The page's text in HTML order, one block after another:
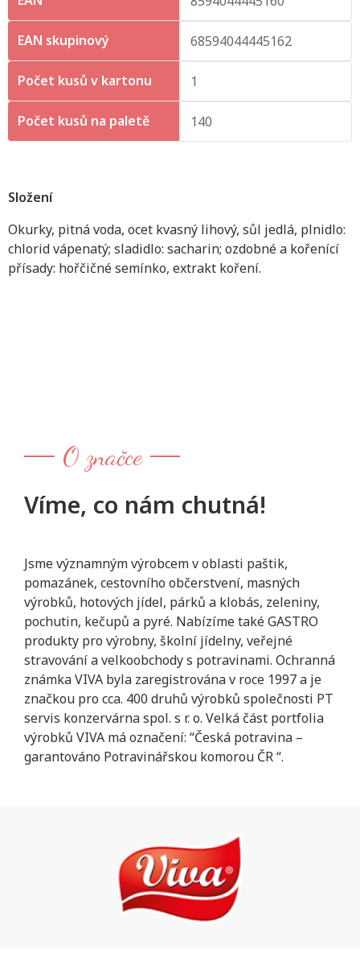
EAN skupinový 68594044445162
Počet kusů na paletě 140
Počet kusů v kartonu 1
Složení
Okurky, pitná voda, ocet kvasný lihový, sůl jedlá, plnidlo:
chlorid vápenatý; sladidlo: sacharin; ozdobné a kořenící
přísady: hořčičné semínko, extrakt koření.
O značce
Víme, co nám chutná!
Jsme významným výrobcem v oblasti paštik,
pomazánek, cestovního občerstvení, masných
výrobků, hotových jídel, párků a klobás, zeleniny,
pochutin, kečupů a pyré. Nabízíme také GASTRO
produkty pro výrobny, školní jídelny, veřejné
stravování a velkoobchody s potravinami. Ochranná
známka VIVA byla zaregistrována v roce 1997 a je
značkou pro cca. 400 druhů výrobků společnosti PT
servis konzervárna spol. s r. o. Velká část portfolia
výrobků VIVA má označení: “Česká potravina –
garantováno Potravinářskou komorou ČR “.